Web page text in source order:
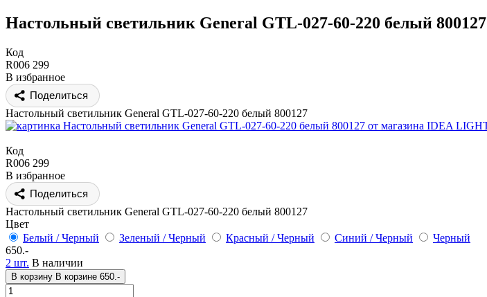
Настольный светильник General GTL-027-60-220 белый 800127
Код
R006 299
В избранное
Поделиться
Настольный светильник General GTL-027-60-220 белый 800127
Код
R006 299
В избранное
Поделиться
Настольный светильник General GTL-027-60-220 белый 800127
Цвет
Белый / Черный
Зеленый / Черный Красный / Черный Синий / Черный
Черный
650.-
2 шт. В наличии
В корзину В корзине 650.-